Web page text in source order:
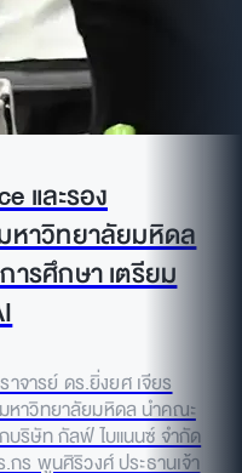
และรอง
หาวิทยาลัยมหิดล
รศึกษา เตรียม
จารย์ ดร.ยิ่งยศ เจียร
าวิทยาลัยมหิดล นำคณะ
ริษัท กัลฟ์ ไบแนนซ์ จำกัด
กร พูนศิริวงศ์ ประธานเจ้า